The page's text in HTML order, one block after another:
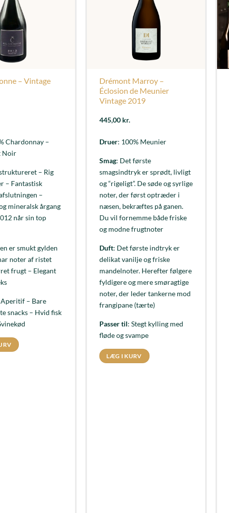
– Vintage
Chardonnay –
Noir
– Rig
– Fantastisk
–
mineralsk årgang
når sin top
er smukt gylden
noter af ristet
frugt – Elegant
Aperitif – Bare
snacks – Hvid fisk
Drémont Marroy –
Éclosion de Meunier
Vintage 2019
445,00 kr.
Druer: 100% Meunier
Smag: Det første
smagsindtryk er sprødt, livligt
og “rigeligt”. De søde og syrlige
noter, der først optræder i
næsen, bekræftes på ganen.
Du vil fornemme både friske
og modne frugtnoter
Duft: Det første indtryk er
delikat vanilje og friske
mandelnoter. Herefter følgere
fyldigere og mere smøragtige
noter, der leder tankerne mod
frangipane (tærte)
Passer til: Stegt kylling med
fløde og svampe
LÆG I KURV